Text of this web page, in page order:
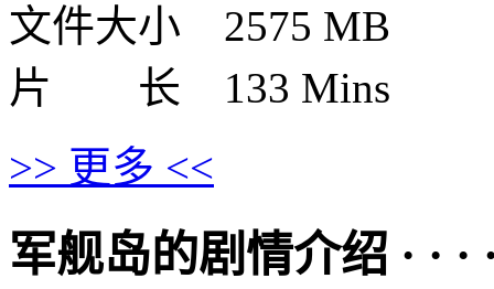
文件大小 2575 MB
片 长 133 Mins
>> 更多 <<
军舰岛的剧情介绍 · · ·